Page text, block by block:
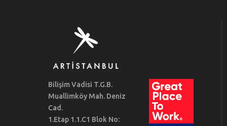
Bilişim Vadisi T.G.B.
Muallimköy Mah. Deniz
Cad.
1.Etap 1.1.C1 Blok No: